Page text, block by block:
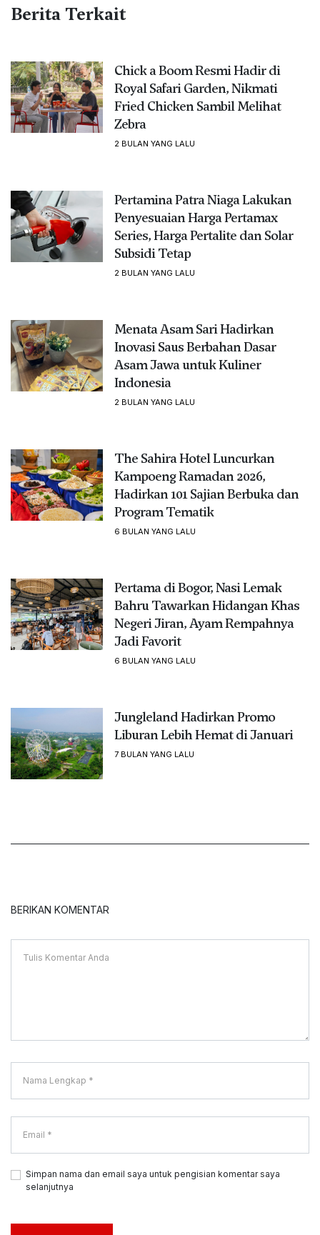
Berita Terkait
Chick a Boom Resmi Hadir di
Royal Safari Garden, Nikmati
Fried Chicken Sambil Melihat
Zebra
2 BULAN YANG LALU
Pertamina Patra Niaga Lakukan
Penyesuaian Harga Pertamax
Series, Harga Pertalite dan Solar
Subsidi Tetap
2 BULAN YANG LALU
Menata Asam Sari Hadirkan
Inovasi Saus Berbahan Dasar
Asam Jawa untuk Kuliner
Indonesia
2 BULAN YANG LALU
The Sahira Hotel Luncurkan
Kampoeng Ramadan 2026,
Hadirkan 101 Sajian Berbuka dan
Program Tematik
6 BULAN YANG LALU
Pertama di Bogor, Nasi Lemak
Bahru Tawarkan Hidangan Khas
Negeri Jiran, Ayam Rempahnya
Jadi Favorit
6 BULAN YANG LALU
Jungleland Hadirkan Promo
Liburan Lebih Hemat di Januari
7 BULAN YANG LALU
BERIKAN KOMENTAR
Simpan nama dan email saya untuk pengisian komentar saya
selanjutnya